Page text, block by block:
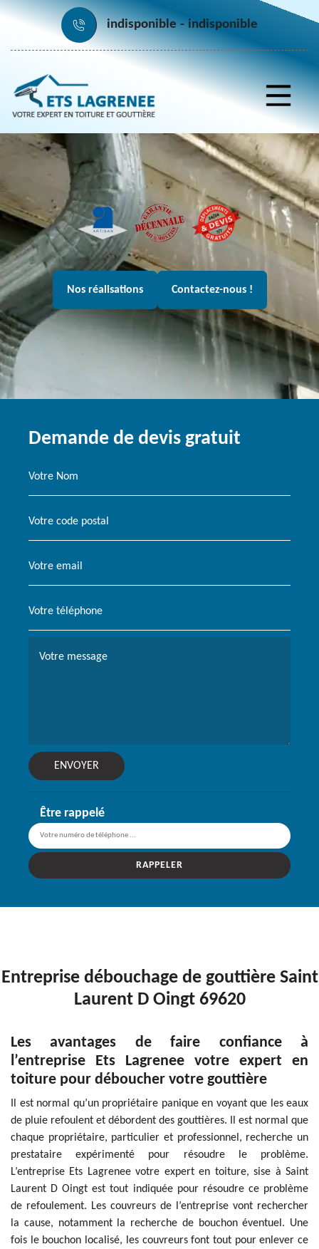
indisponible indisponible
Nos réalisations Contactez-nous !
Demande de devis gratuit
Être rappelé
Entreprise débouchage de gouttière Saint
Laurent D Oingt 69620
Les avantages de faire confiance à
l’entreprise Ets Lagrenee votre expert en
toiture pour déboucher votre gouttière
Il est normal qu’un propriétaire panique en voyant que les eaux
de pluie refoulent et débordent des gouttières. Il est normal que
chaque propriétaire, particulier et professionnel, recherche un
prestataire expérimenté pour résoudre le problème.
L’entreprise Ets Lagrenee votre expert en toiture, sise à Saint
Laurent D Oingt est tout indiquée pour résoudre ce problème
de refoulement. Les couvreurs de l’entreprise vont rechercher
la cause, notamment la recherche de bouchon éventuel. Une
fois le bouchon localisé, les couvreurs font tout pour enlever ce